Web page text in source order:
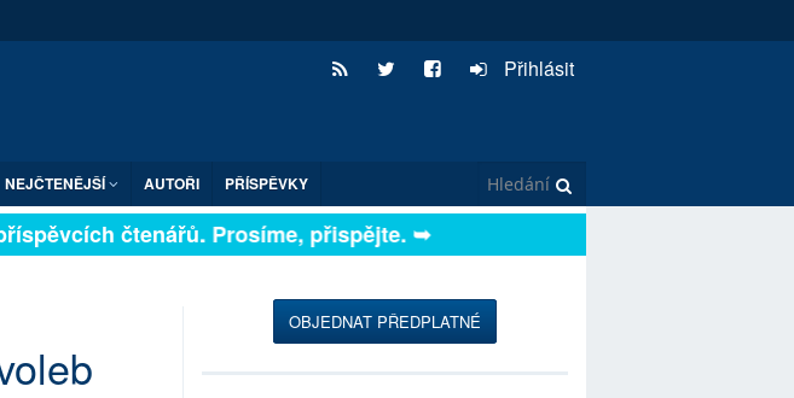
Přihlásit
NEJČTENĚJŠÍ AUTOŘI PŘÍSPĚVKY
čtenářů. Prosíme, přispějte. ➥
OBJEDNAT PŘEDPLATNÉ